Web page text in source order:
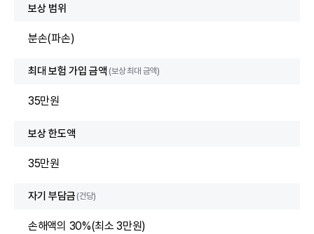
보상 범위
분손(파손)
최대 보험 가입 금액 (보상 최대 금액)
35만원
보상 한도액
35만원
자기 부담금(건당)
손해액의 30%(최소 3만원)